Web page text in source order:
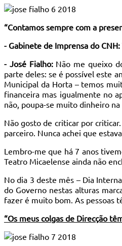
“Contamos sempre com a
- Gabinete de Imprensa do
- José Fialho:Não me queixo
parte deles: se é possível este
Municipal da Horta – temos
financeira mas igualmente no
não, poupa-se muito dinheiro
Não gosto de criticar por
parceiro. Nunca achei que
Lembro-me que há 7 anos
Teatro Micaelense ainda não
No dia 3 deste mês – Dia
do Governo nestas alturas
fazer é muito bom. As pessoas
“Os meus colgas de Direcção